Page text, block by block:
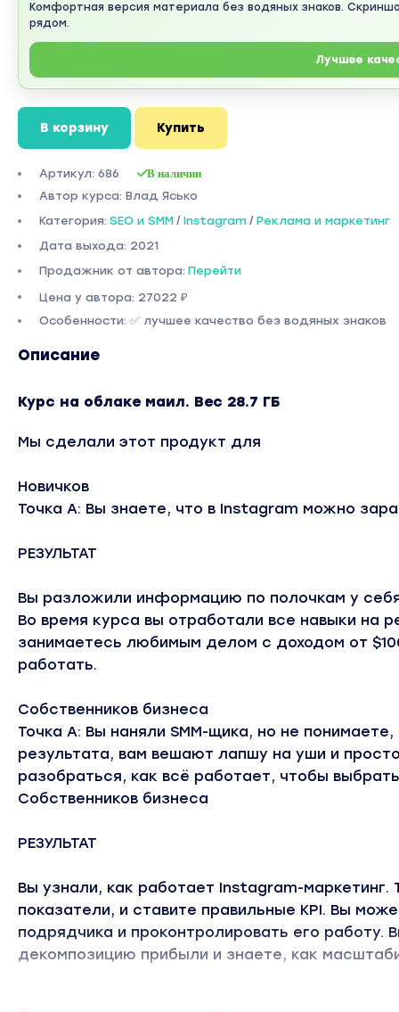
Комфортная версия материала без водяных знаков.
рядом.
Лучшее
В корзину Купить
Артикул: 686 В наличии
Автор курса: Влад Ясько
Категория: SEO и SMM / Instagram / Реклама и маркетинг
Дата выхода: 2021
Продажник от автора: Перейти
Цена у автора: 27022 ₽
Особенности: ✅ лучшее качество без водяных знаков
Описание
Курс на облаке маил. Вес 28.7 ГБ
Мы сделали этот продукт для
Новичков
Точка А: Вы знаете, что в Instagram можно
РЕЗУЛЬТАТ
Вы разложили информацию по полочкам у
Во время курса вы отработали все навыки на
занимаетесь любимым делом с доходом от
работать.
Собственников бизнеса
Точка А: Вы наняли SMM-щика, но не
результата, вам вешают лапшу на уши и
разобраться, как всё работает, чтобы
Собственников бизнеса
РЕЗУЛЬТАТ
Вы узнали, как работает Instagram-маркетинг.
показатели, и ставите правильные KPI. Вы
подрядчика и проконтролировать его работу.
декомпозицию прибыли и знаете, как